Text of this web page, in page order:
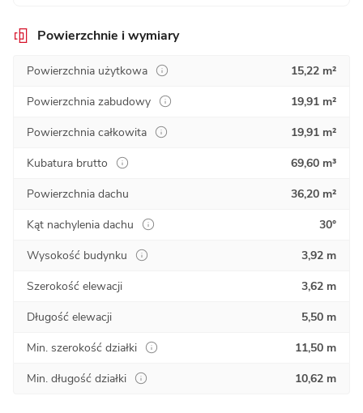
Powierzchnie i wymiary
Powierzchnia użytkowa
15,22 m²
Powierzchnia zabudowy
19,91 m²
Powierzchnia całkowita
19,91 m²
Kubatura brutto
69,60 m³
Powierzchnia dachu
36,20 m²
Kąt nachylenia dachu
30°
Wysokość budynku
3,92 m
Szerokość elewacji
3,62 m
Długość elewacji
5,50 m
Min. szerokość działki
11,50 m
Min. długość działki
10,62 m